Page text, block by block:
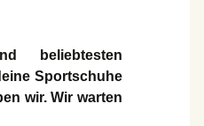
beliebtesten
Sportschuhe
wir. Wir warten